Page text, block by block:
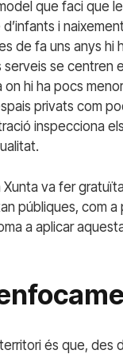
que faci que
i
de fa uns anys
se centren
on hi ha pocs
privats com
inspecciona
va fer
públiques, com a
a aplicar
és que, des